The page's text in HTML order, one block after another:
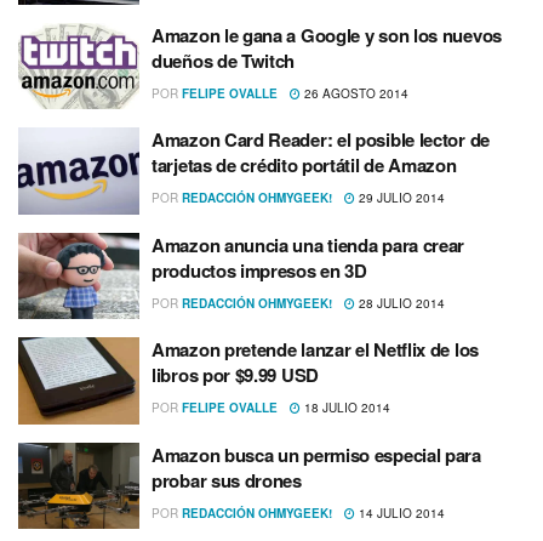
Amazon le gana a Google y son los nuevos
dueños de Twitch
POR FELIPE OVALLE 26 AGOSTO 2014
Amazon Card Reader: el posible lector de
tarjetas de crédito portátil de Amazon
POR REDACCIÓN OHMYGEEK! 29 JULIO 2014
Amazon anuncia una tienda para crear
productos impresos en 3D
POR REDACCIÓN OHMYGEEK! 28 JULIO 2014
Amazon pretende lanzar el Netflix de los
libros por $9.99 USD
POR FELIPE OVALLE 18 JULIO 2014
Amazon busca un permiso especial para
probar sus drones
POR REDACCIÓN OHMYGEEK! 14 JULIO 2014